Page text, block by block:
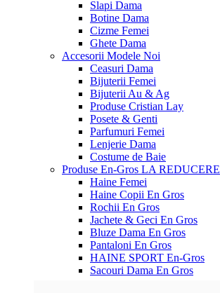
Slapi Dama
Botine Dama
Cizme Femei
Ghete Dama
Accesorii Modele Noi
Ceasuri Dama
Bijuterii Femei
Bijuterii Au & Ag
Produse Cristian Lay
Posete & Genti
Parfumuri Femei
Lenjerie Dama
Costume de Baie
Produse En-Gros LA REDUCERE
Haine Femei
Haine Copii En Gros
Rochii En Gros
Jachete & Geci En Gros
Bluze Dama En Gros
Pantaloni En Gros
HAINE SPORT En-Gros
Sacouri Dama En Gros